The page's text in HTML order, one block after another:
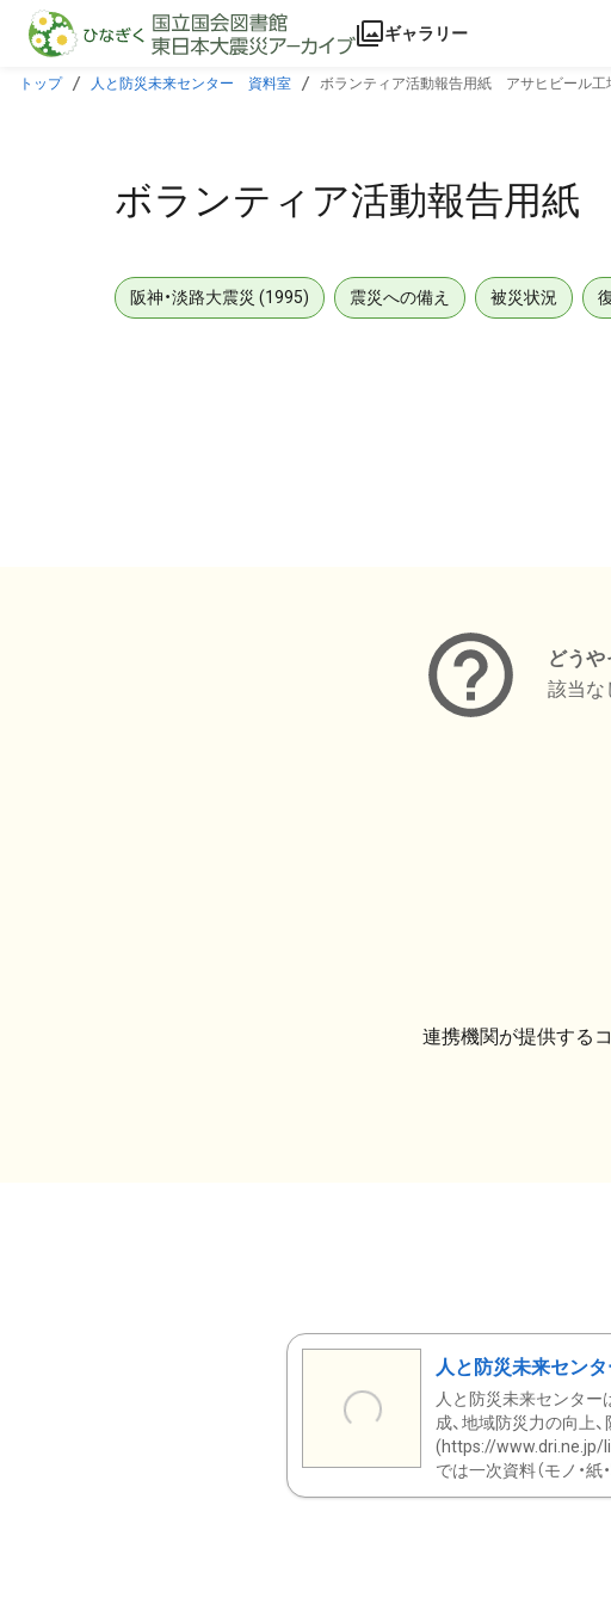
本文に飛ぶ
ギャラリー
トップ 人と防災未来センター 資料室 ボランティア活動報告用紙 アサヒビール工
ボランティア活動報告用
阪神・淡路大震災 (1995) 震災への備え 被災状況
どうや
該当な
連携機関が提供する
人と防災未来セン
人と防災未来センター
成、地域防災力の向上
(https://www.dri.ne.jp/
では一次資料（モノ・紙